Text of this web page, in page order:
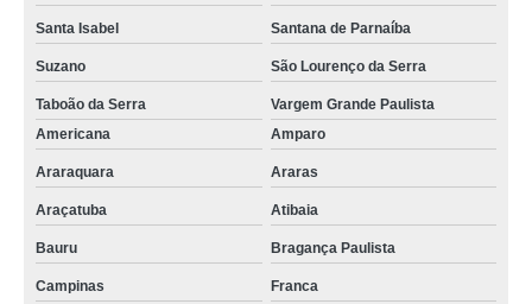
Santa Isabel Santana de Parnaíba
Suzano São Lourenço da Serra
Taboão da Serra
Vargem Grande Paulista
Americana
Amparo
Araraquara Araras
Araçatuba Atibaia
Bauru Bragança Paulista
Campinas Franca